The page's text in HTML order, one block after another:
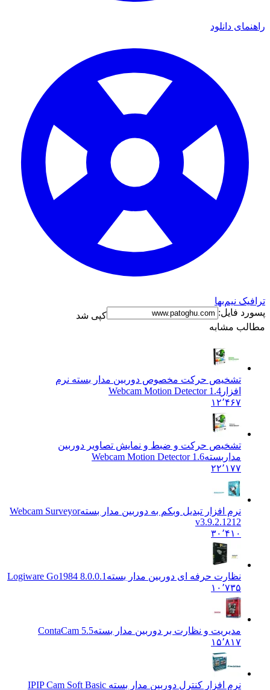
دانلود
نیم‌بها
فایل:
کپی شد
مشابه
تشخیص حرکت مخصوص دوربین مدار بسته نرم
Webcam Motion Detector 1.4
۱۲٬۴۶۷
تشخیص حرکت و ضبط و نمایش تصاویر دوربین
مداربسته Webcam Motion Detector 1.6
۲۲٬۱۷۷
نرم افزار تبدیل وبکم به دوربین مدار بسته Webcam Surveyor
v3.9.2.1212
۳۰٬۴۱۰
نظارت حرفه ای دوربین مدار بسته Logiware Go1984 8.0.0.1
۱۰٬۷۳۵
مدیریت و نظارت بر دوربین مدار بسته ContaCam 5.5
۱۵٬۸۱۷
نرم افزار کنترل دوربین مدار بسته IP IP Cam Soft Basic